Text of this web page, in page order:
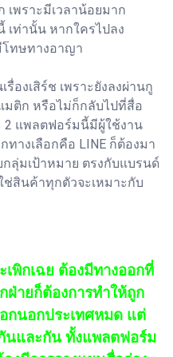
เพราะมีเวลาน้อยมาก
เท่านั้น หากใครไปลง
ทษทางอาญา
องเสิร์ช เพราะยังลงผ่านกู
มติก หรือไม่ก็กลับไปที่สื่อ
2 แพลตฟอร์มนี้มีผู้ใช้งาน
างเลือกคือ LINE ก็ต้องมา
กลุ่มเป้าหมาย ตรงกับแบรนด์
ช่สินค้าทุกตัวจะเหมาะกับ
เพิกเฉย ต้องมีทางออกที่
ฝ่ายก็ต้องการทำให้ถูก
กนอกประเทศหมด แต่
นและกัน ทั้งแพลตฟอร์ม